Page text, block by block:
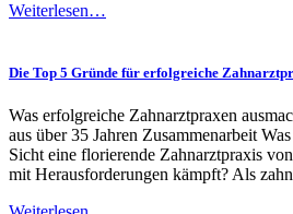
Weiterlesen…
Die Top 5 Gründe für erfolgreiche
Was erfolgreiche Zahnarztpraxen
aus über 35 Jahren Zusammenarbeit
Sicht eine florierende Zahnarztpraxis
mit Herausforderungen kämpft? Als